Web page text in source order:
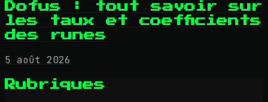
Dofus : tout savoir sur
les taux et coefficients
des runes
5 août 2026
Rubriques